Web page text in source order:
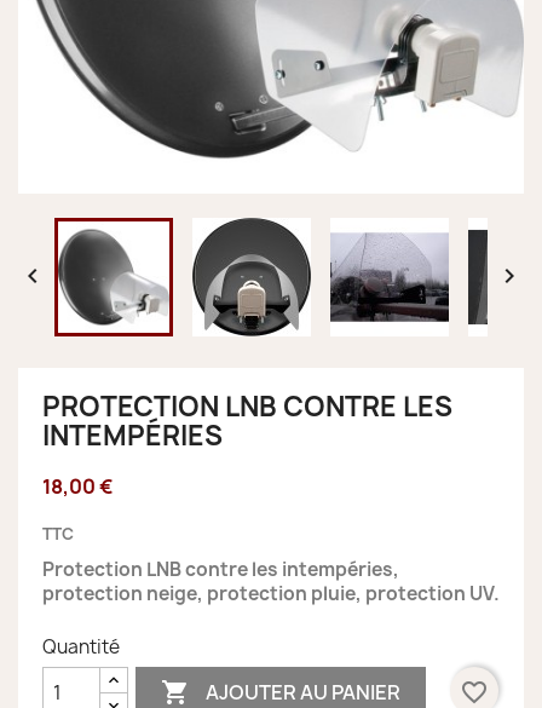
 
PROTECTION LNB CONTRE LES
INTEMPÉRIES
18,00 €
TTC
Protection LNB contre les intempéries,
protection neige, protection pluie, protection UV.
Quantité
 AJOUTER AU PANIER favorite_border